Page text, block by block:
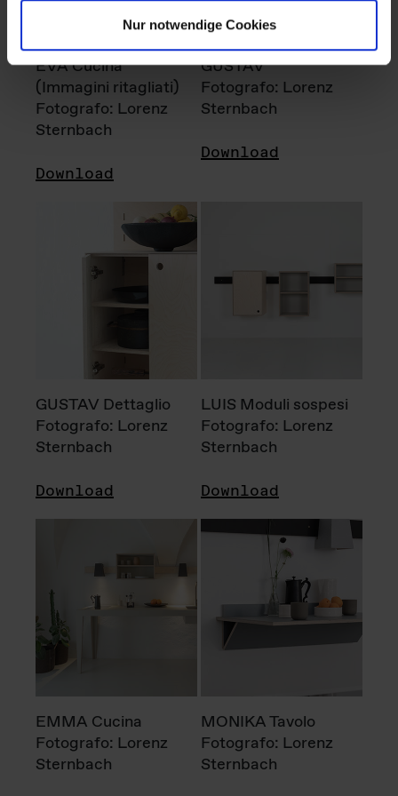
Nur notwendige Cookies
EVA Cucina
(Immagini ritagliati)
Fotografo: Lorenz
Sternbach
Download
GUSTAV
Fotografo: Lorenz
Sternbach
Download
GUSTAV Dettaglio
Fotografo: Lorenz
Sternbach
Download
LUIS Moduli sospesi
Fotografo: Lorenz
Sternbach
Download
EMMA Cucina
Fotografo: Lorenz
Sternbach
MONIKA Tavolo
Fotografo: Lorenz
Sternbach